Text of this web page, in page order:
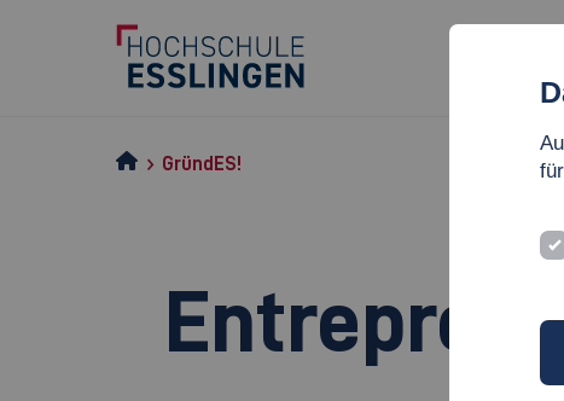
GründES!